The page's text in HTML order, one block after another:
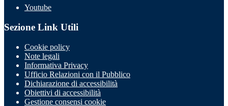
Youtube
Sezione Link Utili
Cookie policy
Note legali
Informativa Privacy
Ufficio Relazioni con il Pubblico
Dichiarazione di accessibilità
Obiettivi di accessibilità
Gestione consensi cookie